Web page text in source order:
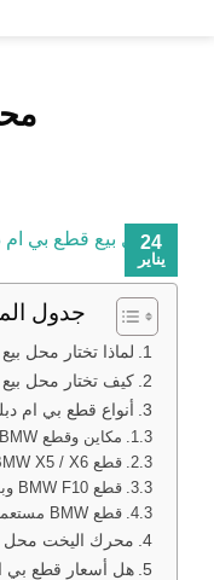
24
يناير
جدول
لماذا تختار محل
كيف تختار محل
أنواع قطع بي ام
مكاين وقطع BMW فئة 7 مستعملة وارد ألمانيا
قطع BMW X5 / X6 مستعملة وارد ألمانيا
قطع BMW F10 وبودي مستعمل وارد ألمانيا
قطع BMW مستعملة وارد ألمانيا لجميع الموديلات
محرك اليخت محل
هل أسعار قطع بي